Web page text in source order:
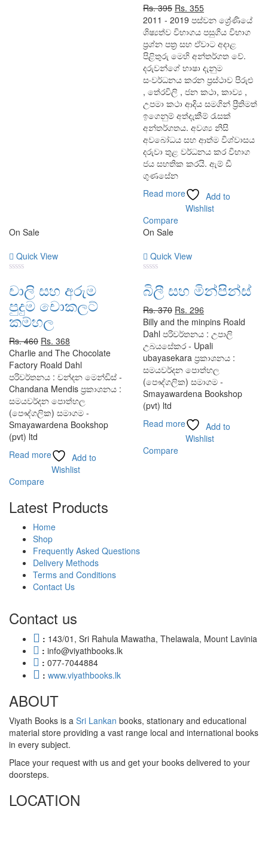
Rs.395 Original
price
was:
Rs. 395.
Rs. 355Current
price
is:
Rs. 355.
2011 - 2019 පස්වන ශ්‍රේණියේ
ශිෂ්‍යත්ව විභාගය පසුගිය විභාග
ප්‍රශ්න පත්‍ර සහ ඒවාට අදාළ
පිළිතුරු මෙහි අන්තර්ගත වේ.
දරුවන්ගේ භාෂා දැනුම
සංවර්ධනය කරන ප්‍රස්ථාව පිරුළු
, තේරවිලි , ජන කථා, කාව්‍ය ,
උපමා කථා ආදිය සමගින් ප්‍රීතිමත්
ඉගෙනුම් අත්දැකීම් රැසක්
අන්තර්ගතය. අවශ්‍ය නිසි
අවබෝධය සහ ආත්ම විශ්වාසය
දරුවා තුළ වර්ධනය කර විභාග
ජය සහතික කරයි. ඇම් ඩී
ගුණසේන
Read more
Add to
Wishlist
Compare
On Sale
Quick View
out
of
5
චාලි සහ අරුම
පුදුම චොකලට්
කම්හල
Rs.460 Original
price
was:
Rs. 460.
Rs. 368
price
is:
Rs. 368.
Charlie and The Chocolate
Factory Roald Dahl
පරිවර්තනය : චන්දන මෙන්ඩිස් -
Chandana Mendis ප්‍රකාශනය :
සමයවර්දන පොත්හල
(පෞද්ගලික) සමාගම -
Smayawardena Bookshop
(pvt) ltd
Read more
Add to
Wishlist
Compare
On Sale
Quick View
out
of
බිලී සහ මින්පින්ස්
Rs.370 Original
price
was:
Rs. 370.
Rs. 296
price
is:
Rs. 296.
Billy and the minpins Roald
Dahl පරිවර්තනය : උපාලි
උබයසේකර - Upali
ubayasekara ප්‍රකාශනය :
සමයවර්දන පොත්හල
(පෞද්ගලික) සමාගම -
Smayawardena Bookshop
(pvt) ltd
Read more
Add to
Wishlist
Compare
Latest Products
Home
Shop
Frequently Asked Questions
Delivery Methods
Terms and Conditions
Contact Us
Contact us
: 143/01, Sri Rahula Mawatha, Thelawala, Mount Lavinia
: info@viyathbooks.lk
: 077-7044884
: www.viyathbooks.lk
ABOUT
Viyath Books is a Sri Lankan books, stationary and educational
material store providing a vast range local and international books
in every subject.
Place your request with us and get your books delivered to your
doorsteps.
LOCATION